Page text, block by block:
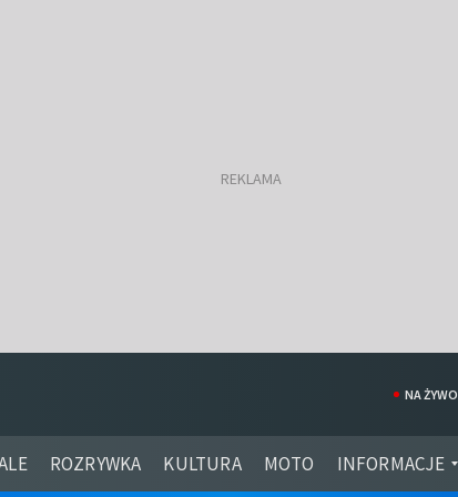
ROZRYWKA KULTURA MOTO INFORMACJE
NA ŻYWO